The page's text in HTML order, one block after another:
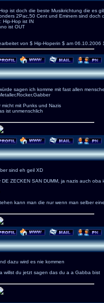
ist doch die beste Musikrichtung die es
2Pac,50 Cent und Eminem sind doch
Hip-Hop ist IN
ist OUT
von $ Hip-Hoperin $ am 06.10.2006
sagen ich komme mit fast allen
micht mit Punks und Nazis
ist unmenschlich
sind eh geil XD
DE ZECKEN SAN DUMM, ja nazis auch
kann man die nur wenn man selber
dazu wird es nie kommen
willst du jetzt sagen das du a a Gabba bist